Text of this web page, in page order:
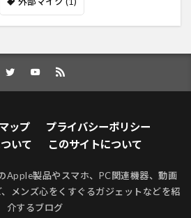
ップ
プライバシーポリシー
いて
このサイトについて
Apple製品やスマホ、PC関連機器、動画
メンズ心をくすぐるガジェットなどを紹
介するブログ